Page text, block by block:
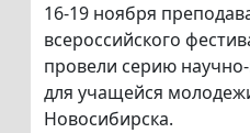
16-19 ноября
всероссийского
провели серию
для учащейся
Новосибирска.